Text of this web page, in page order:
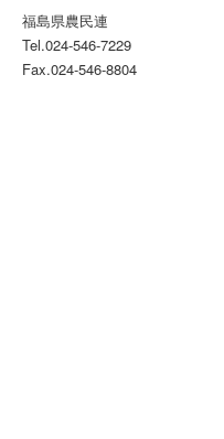
福島県農民連
Tel.024-546-7229
Fax.024-546-8804